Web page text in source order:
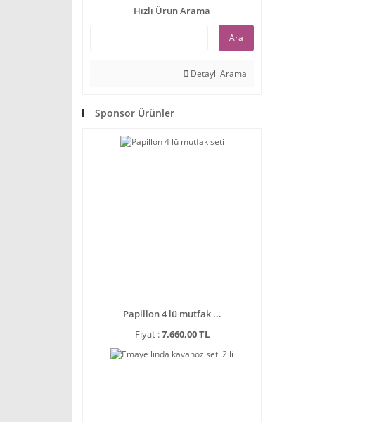
Hızlı Ürün Arama
Ara
Detaylı Arama
Sponsor Ürünler
Papillon 4 lü mutfak ...
Fiyat :7.660,00 TL